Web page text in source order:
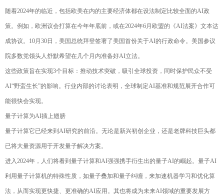
随着2024年的临近，包括欧美在内的主要经济体都在设法制定比较全面的AI政
策。例如，欧洲议会打算在今年年底前，或在2024年6月欧盟的《AI法案》文本达
成协议。10月30日，美国总统拜登签署了美国首份关于AI的行政命令。美国参议
院多数党领头人舒默希望在几个月内准备好AI立法。
这些政策旨在实现3个目标：推动技术突破，吸引全球投资，同时保护民众不受
AI“野蛮生长”的影响。行业内部的讨论表明，全球制定AI基准和规范展开合作可
能很快会实现。
量子计算为AI插上翅膀
量子计算它已经来到AI研究的前沿。无论是新兴初创企业，还是老牌科技巨头都
已将大量资源用于开发量子解决方案。
进入2024年，人们将看到量子计算和AI强强携手衍生出的量子AI的崛起。量子AI
利用量子计算机的特殊性质，如量子叠加和量子纠缠，来加速机器学习和优化算
法，从而实现更快捷、更准确的AI应用。其也将成为未来AI领域的重要发展方